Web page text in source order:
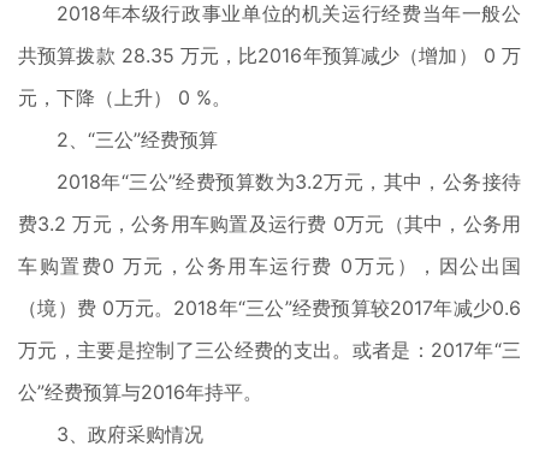
2018年本级行政事业单位的机关运行经费当年一般公
共预算拨款 28.35 万元，比2016年预算减少（增加） 0 万
元，下降（上升） 0 %。
2、“三公”经费预算
2018年“三公”经费预算数为3.2万元，其中，公务接待
费3.2 万元，公务用车购置及运行费 0万元（其中，公务用
车购置费0 万元，公务用车运行费 0万元），因公出国
（境）费 0万元。2018年“三公”经费预算较2017年减少0.6
万元，主要是控制了三公经费的支出。或者是：2017年“三
公”经费预算与2016年持平。
3、政府采购情况